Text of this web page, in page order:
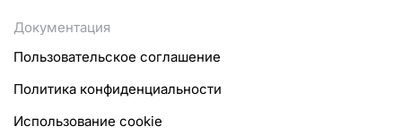
Документация
Пользовательское соглашение
Политика конфиденциальности
Использование cookie